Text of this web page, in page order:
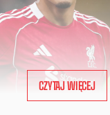
CZYTAJ WIĘCEJ